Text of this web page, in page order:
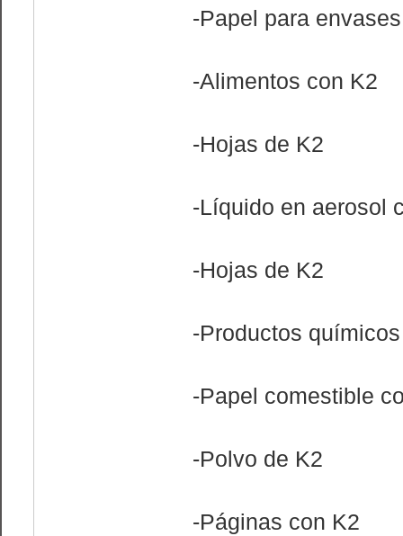
-Papel para
-Alimentos con K2
-Hojas de K2
-Líquido en aerosol
-Hojas de K2
-Productos
-Papel comestible
-Polvo de K2
-Páginas con K2